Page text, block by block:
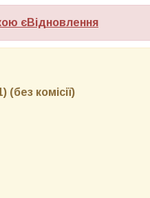
єВідновлення
комісії)